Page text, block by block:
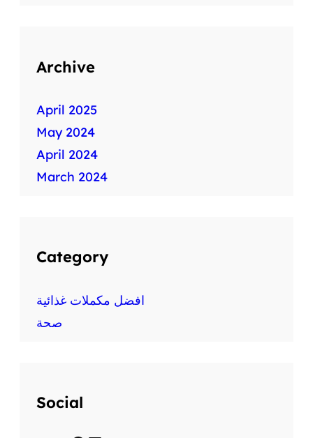
Archive
April 2025
May 2024
April 2024
March 2024
Category
افضل مكملات غذائية
صحة
Social